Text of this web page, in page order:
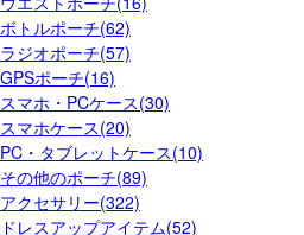
ボトルポーチ(62)
ラジオポーチ(57)
GPSポーチ(16)
スマホ・PCケース(30)
スマホケース(20)
PC・タブレットケース(10)
その他のポーチ(89)
アクセサリー(322)
ドレスアップアイテム(52)